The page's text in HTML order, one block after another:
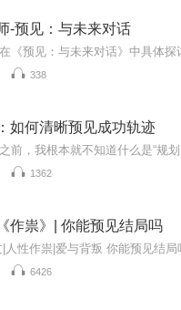
-预见：与未来对话
338
如何清晰预见成功轨迹
1362
作祟》| 你能预见结局吗
6426